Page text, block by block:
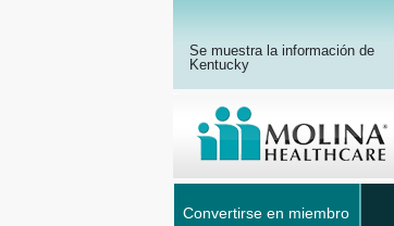
Se muestra la información de
Kentucky
Convertirse en miembro